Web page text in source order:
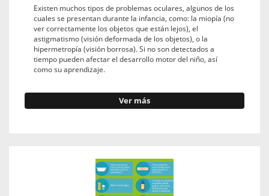
Existen muchos tipos de problemas oculares, algunos de los
cuales se presentan durante la infancia, como: la miopía (no
ver correctamente los objetos que están lejos), el
astigmatismo (visión deformada de los objetos), o la
hipermetropía (visión borrosa). Si no son detectados a
tiempo pueden afectar el desarrollo motor del niño, así
como su aprendizaje.
Ver más